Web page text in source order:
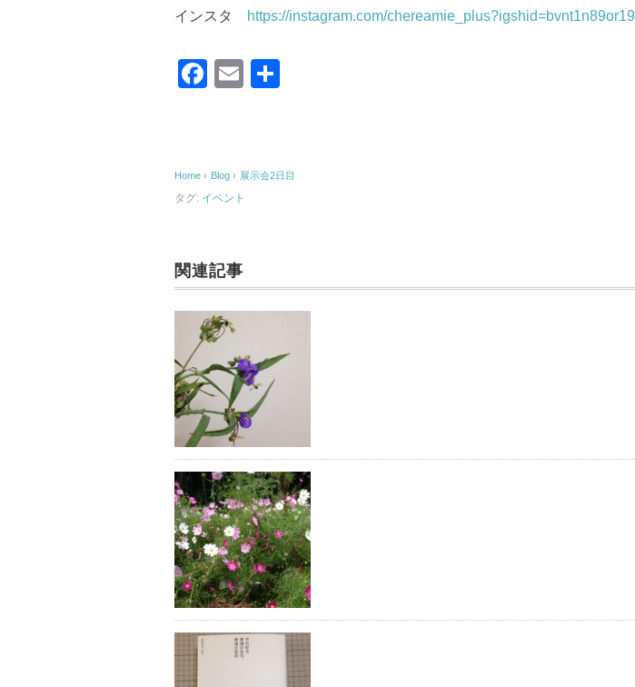
インスタ https://instagram.com/chereamie_plus?igshid=bvnt1n89or19
F
b
k
E
Home › Blog › 展示会2日目
タグ: イベント
関連記事